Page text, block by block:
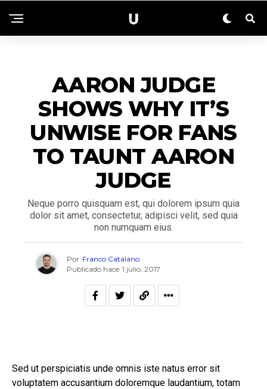
AARON JUDGE
SHOWS WHY IT’S
UNWISE FOR FANS
TO TAUNT AARON
JUDGE
Neque porro quisquam est, qui dolorem ipsum quia
dolor sit amet, consectetur, adipisci velit, sed quia
non numquam eius.
Por Franco Catalano
Publicado hace 1 julio, 2017
Sed ut perspiciatis unde omnis iste natus error sit
voluptatem accusantium doloremque laudantium, totam